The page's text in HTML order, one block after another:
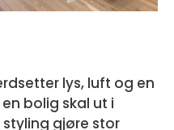
lys, luft og en
bolig skal ut i
gjøre stor